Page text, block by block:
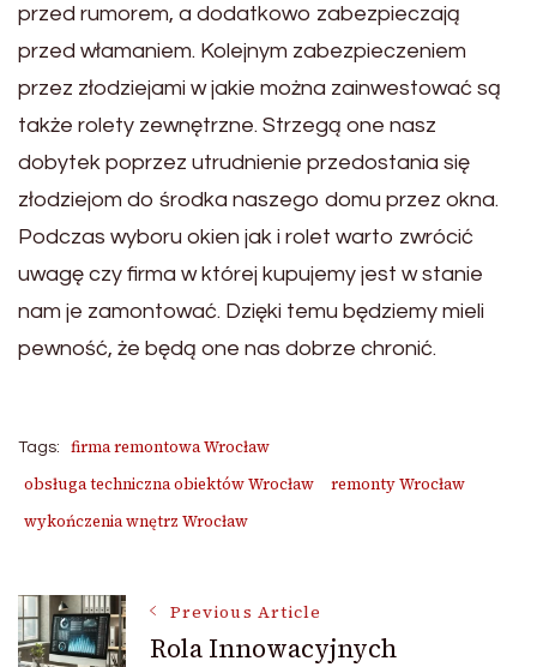
przed rumorem, a dodatkowo zabezpieczają
przed włamaniem. Kolejnym zabezpieczeniem
przez złodziejami w jakie można zainwestować są
także rolety zewnętrzne. Strzegą one nasz
dobytek poprzez utrudnienie przedostania się
złodziejom do środka naszego domu przez okna.
Podczas wyboru okien jak i rolet warto zwrócić
uwagę czy firma w której kupujemy jest w stanie
nam je zamontować. Dzięki temu będziemy mieli
pewność, że będą one nas dobrze chronić.
Tags:
firma remontowa Wrocław
obsługa techniczna obiektów Wrocław
remonty Wrocław
wykończenia wnętrz Wrocław
Post
Previous Article
Rola Innowacyjnych